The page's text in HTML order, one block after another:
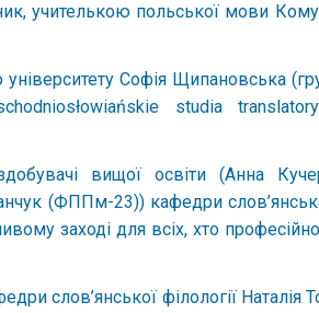
учителькою польської мови
Софія Щипановська
studia
вищої освіти (Анна
(ФППм-23)) кафедри
заході для всіх, хто
слов’янської філології Наталія